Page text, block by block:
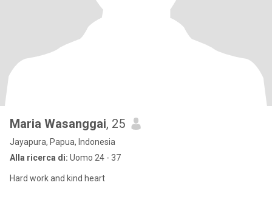
Maria Wasanggai, 25
Jayapura, Papua, Indonesia
Alla ricerca di: Uomo 24 - 37
Hard work and kind heart